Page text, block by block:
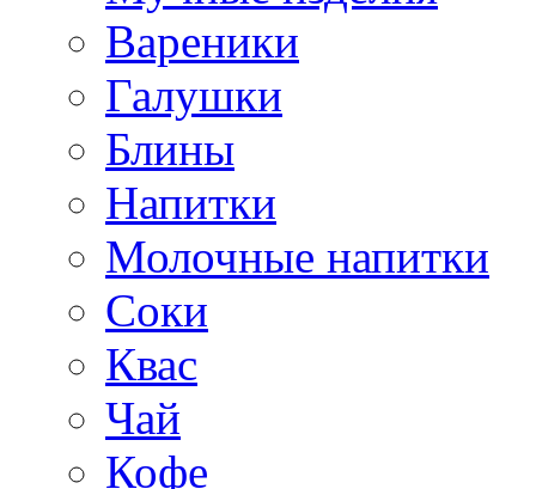
Вареники
Галушки
Блины
Напитки
Молочные напитки
Соки
Квас
Чай
Кофе